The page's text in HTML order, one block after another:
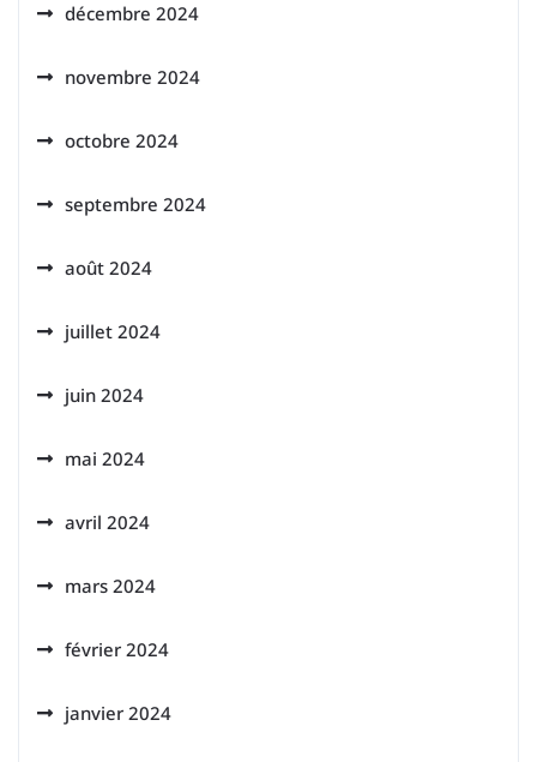
décembre 2024
novembre 2024
octobre 2024
septembre 2024
août 2024
juillet 2024
juin 2024
mai 2024
avril 2024
mars 2024
février 2024
janvier 2024